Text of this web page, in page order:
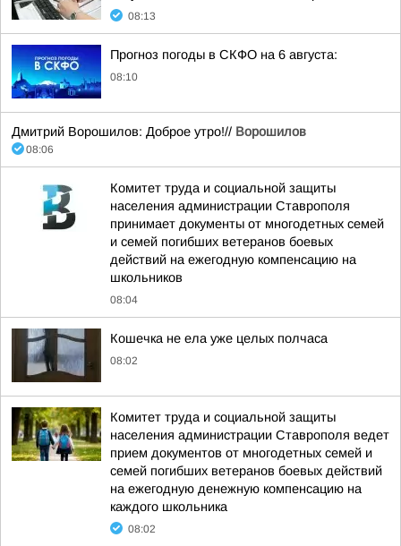
08:13
Прогноз погоды в СКФО на 6 августа:
08:10
Дмитрий Ворошилов: Доброе утро!// Ворошилов
08:06
Комитет труда и социальной защиты
населения администрации Ставрополя
принимает документы от многодетных семей
и семей погибших ветеранов боевых
действий на ежегодную компенсацию на
школьников
08:04
Кошечка не ела уже целых полчаса
08:02
Комитет труда и социальной защиты
населения администрации Ставрополя ведет
прием документов от многодетных семей и
семей погибших ветеранов боевых действий
на ежегодную денежную компенсацию на
каждого школьника
08:02